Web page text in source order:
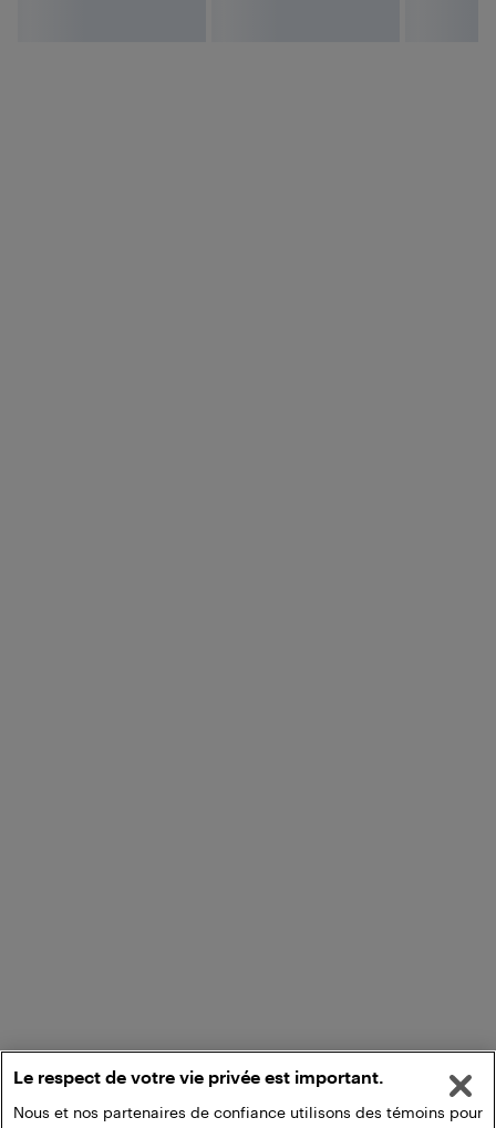
Le respect de votre vie privée est important.
Nous et nos partenaires de confiance utilisons des témoins pour